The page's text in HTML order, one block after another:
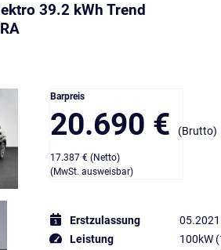
39.2 kWh Trend
Barpreis
20.690 € (Brutto)
17.387 € (Netto)
(MwSt. ausweisbar)
Erstzulassung
05.2021
Leistung
100kW